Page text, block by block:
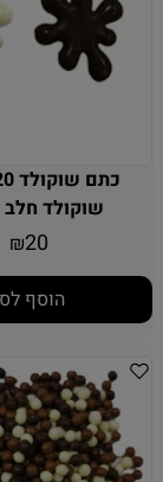
שוקולד חלב
₪20
הוסף